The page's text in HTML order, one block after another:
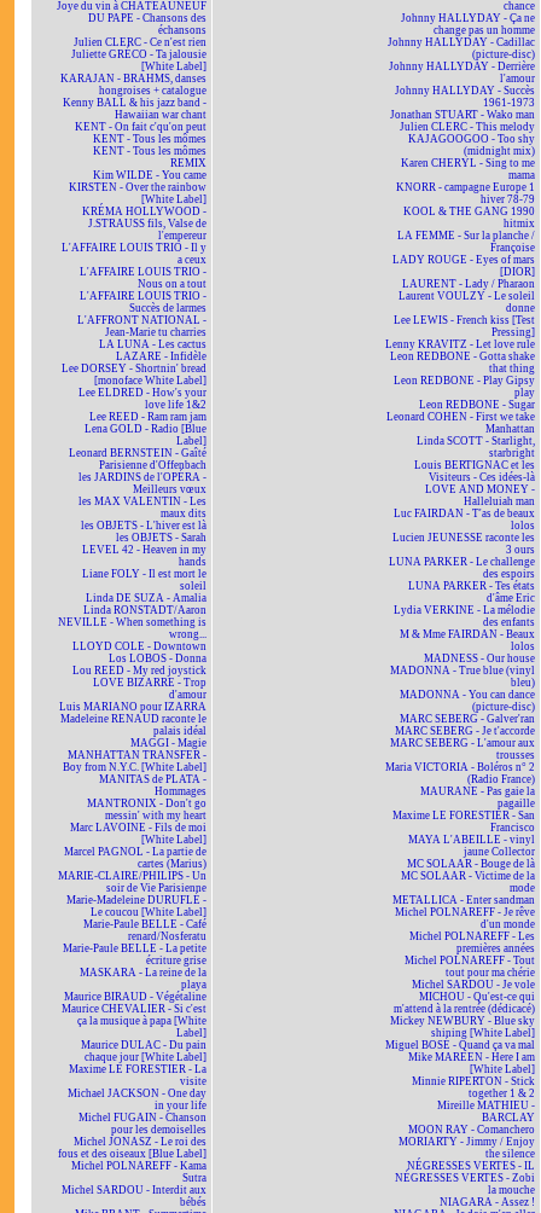
Joye du vin à CHÂTEAUNEUF
DU PAPE - Chansons des
échansons
Julien CLERC - Ce n'est rien
Juliette GRÉCO - Ta jalousie
[White Label]
KARAJAN - BRAHMS, danses
hongroises + catalogue
Kenny BALL & his jazz band -
Hawaiian war chant
KENT - On fait c'qu'on peut
KENT - Tous les mômes
KENT - Tous les mômes
REMIX
Kim WILDE - You came
KIRSTEN - Over the rainbow
[White Label]
KRÉMA HOLLYWOOD -
J.STRAUSS fils, Valse de
l'empereur
L'AFFAIRE LOUIS TRIO - Il y
a ceux
L'AFFAIRE LOUIS TRIO -
Nous on a tout
L'AFFAIRE LOUIS TRIO -
Succès de larmes
L'AFFRONT NATIONAL -
Jean-Marie tu charries
LA LUNA - Les cactus
LAZARE - Infidèle
Lee DORSEY - Shortnin' bread
[monoface White Label]
Lee ELDRED - How's your
love life 1&2
Lee REED - Ram ram jam
Lena GOLD - Radio [Blue
Label]
Leonard BERNSTEIN - Gaîté
Parisienne d'Offenbach
les JARDINS de l'OPÉRA -
Meilleurs vœux
les MAX VALENTIN - Les
maux dits
les OBJETS - L'hiver est là
les OBJETS - Sarah
LEVEL 42 - Heaven in my
hands
Liane FOLY - Il est mort le
soleil
Linda DE SUZA - Amalia
Linda RONSTADT/Aaron
NEVILLE - When something is
wrong...
LLOYD COLE - Downtown
Los LOBOS - Donna
Lou REED - My red joystick
LOVE BIZARRE - Trop
d'amour
Luis MARIANO pour IZARRA
Madeleine RENAUD raconte le
palais idéal
MAGGI - Magie
MANHATTAN TRANSFER -
Boy from N.Y.C. [White Label]
MANITAS de PLATA -
Hommages
MANTRONIX - Don't go
messin' with my heart
Marc LAVOINE - Fils de moi
[White Label]
Marcel PAGNOL - La partie de
cartes (Marius)
MARIE-CLAIRE/PHILIPS - Un
soir de Vie Parisienne
Marie-Madeleine DURUFLÉ -
Le coucou [White Label]
Marie-Paule BELLE - Café
renard/Nosferatu
Marie-Paule BELLE - La petite
écriture grise
MASKARA - La reine de la
playa
Maurice BIRAUD - Végétaline
Maurice CHEVALIER - Si c'est
ça la musique à papa [White
Label]
Maurice DULAC - Du pain
chaque jour [White Label]
Maxime LE FORESTIER - La
visite
Michael JACKSON - One day
in your life
Michel FUGAIN - Chanson
pour les demoiselles
Michel JONASZ - Le roi des
fous et des oiseaux [Blue Label]
Michel POLNAREFF - Kama
Sutra
Michel SARDOU - Interdit aux
bébés
chance
Johnny HALLYDAY - Ça ne
change pas un homme
Johnny HALLYDAY - Cadillac
(picture-disc)
Johnny HALLYDAY - Derrière
l'amour
Johnny HALLYDAY - Succès
1961-1973
Jonathan STUART - Wako man
Julien CLERC - This melody
KAJAGOOGOO - Too shy
(midnight mix)
Karen CHERYL - Sing to me
mama
KNORR - campagne Europe 1
hiver 78-79
KOOL & THE GANG 1990
hitmix
LA FEMME - Sur la planche /
Françoise
LADY ROUGE - Eyes of mars
[DIOR]
LAURENT - Lady / Pharaon
Laurent VOULZY - Le soleil
donne
Lee LEWIS - French kiss [Test
Pressing]
Lenny KRAVITZ - Let love rule
Leon REDBONE - Gotta shake
that thing
Leon REDBONE - Play Gipsy
play
Leon REDBONE - Sugar
Leonard COHEN - First we take
Manhattan
Linda SCOTT - Starlight,
starbright
Louis BERTIGNAC et les
Visiteurs - Ces idées-là
LOVE AND MONEY -
Halleluiah man
Luc FAIRDAN - T'as de beaux
lolos
Lucien JEUNESSE raconte les
3 ours
LUNA PARKER - Le challenge
des espoirs
LUNA PARKER - Tes états
d'âme Eric
Lydia VERKINE - La mélodie
des enfants
M & Mme FAIRDAN - Beaux
lolos
MADNESS - Our house
MADONNA - True blue (vinyl
bleu)
MADONNA - You can dance
(picture-disc)
MARC SEBERG - Galver'ran
MARC SEBERG - Je t'accorde
MARC SEBERG - L'amour aux
trousses
Maria VICTORIA - Boléros n° 2
(Radio France)
MAURANE - Pas gaie la
pagaille
Maxime LE FORESTIER - San
Francisco
MAYA L'ABEILLE - vinyl
jaune Collector
MC SOLAAR - Bouge de là
MC SOLAAR - Victime de la
mode
METALLICA - Enter sandman
Michel POLNAREFF - Je rêve
d'un monde
Michel POLNAREFF - Les
premières années
Michel POLNAREFF - Tout
tout pour ma chérie
Michel SARDOU - Je vole
MICHOU - Qu'est-ce qui
m'attend à la rentrée (dédicacé)
Mickey NEWBURY - Blue sky
shining [White Label]
Miguel BOSÉ - Quand ça va mal
Mike MAREEN - Here I am
[White Label]
Minnie RIPERTON - Stick
together 1 & 2
Mireille MATHIEU -
BARCLAY
MOON RAY - Comanchero
MORIARTY - Jimmy / Enjoy
the silence
NÉGRESSES VERTES - IL
NÉGRESSES VERTES - Zobi
la mouche
NIAGARA - Assez !